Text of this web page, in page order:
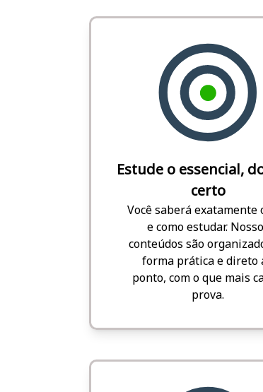
Estude o essencial,
certo
Você saberá exatamente
e como estudar.
conteúdos são
forma prática e direto
ponto, com o que mais
prova.